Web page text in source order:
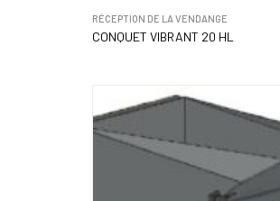
RÉCEPTION DE LA VENDANGE
CONQUET VIBRANT 20 HL